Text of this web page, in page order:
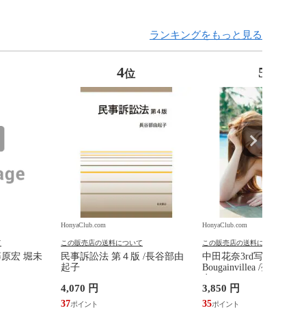
ランキングをもっと見る
宏 堀未
4位
HonyaClub.com
この販売店の送料について
民事訴訟法 第４版 /長谷部由
起子
4,070 円
37
5
HonyaClub.com
この販売店の送料について
中田花奈3rd写真集
Bougainvillea /菊地泰久
3,850 円
35